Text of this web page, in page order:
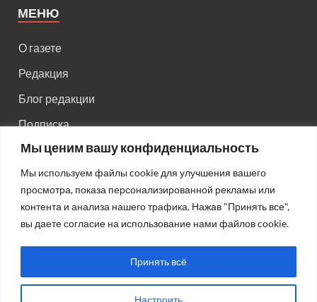
Мы ценим вашу конфиденциальность
Мы используем файлы cookie для улучшения вашего
просмотра, показа персонализированной рекламы или
контента и анализа нашего трафика. Нажав "Принять все",
вы даете согласие на использование нами файлов cookie.
Настроить
Принять всё
МЕНЮ
О газете
Редакция
Блог редакции
Подписка
Правила поведения на сайте
Реклама
Старый HTML сайт